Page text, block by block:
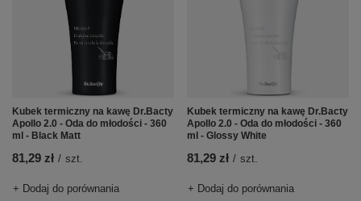
Kubek termiczny na kawę Dr.Bacty
Apollo 2.0 - Oda do młodości - 360
ml - Black Matt
81,29 zł / szt.
+ Dodaj do porównania
Kubek termiczny na kawę Dr.Bacty
Apollo 2.0 - Oda do młodości - 360
ml - Glossy White
81,29 zł / szt.
+ Dodaj do porównania